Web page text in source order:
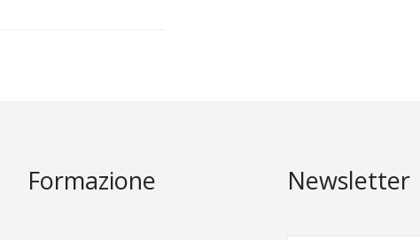
Formazione Newsletter